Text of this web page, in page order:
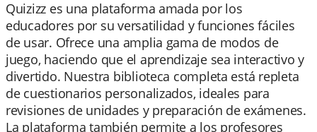
Quizizz es una plataforma amada por los
educadores por su versatilidad y funciones fáciles
de usar. Ofrece una amplia gama de modos de
juego, haciendo que el aprendizaje sea interactivo y
divertido. Nuestra biblioteca completa está repleta
de cuestionarios personalizados, ideales para
revisiones de unidades y preparación de exámenes.
La plataforma también permite a los profesores